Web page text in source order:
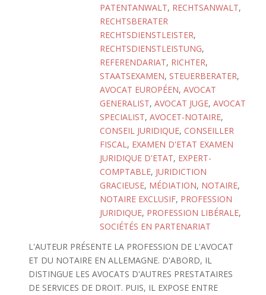
PATENTANWALT, RECHTSANWALT,
RECHTSBERATER
RECHTSDIENSTLEISTER,
RECHTSDIENSTLEISTUNG,
REFERENDARIAT, RICHTER,
STAATSEXAMEN, STEUERBERATER,
AVOCAT EUROPÉEN, AVOCAT
GENERALIST, AVOCAT JUGE, AVOCAT
SPECIALIST, AVOCET-NOTAIRE,
CONSEIL JURIDIQUE, CONSEILLER
FISCAL, EXAMEN D'ETAT EXAMEN
JURIDIQUE D'ETAT, EXPERT-
COMPTABLE, JURIDICTION
GRACIEUSE, MÉDIATION, NOTAIRE,
NOTAIRE EXCLUSIF, PROFESSION
JURIDIQUE, PROFESSION LIBÉRALE,
SOCIÉTÉS EN PARTENARIAT
L'AUTEUR PRÉSENTE LA PROFESSION DE L'AVOCAT
ET DU NOTAIRE EN ALLEMAGNE. D'ABORD, IL
DISTINGUE LES AVOCATS D'AUTRES PRESTATAIRES
DE SERVICES DE DROIT. PUIS, IL EXPOSE ENTRE